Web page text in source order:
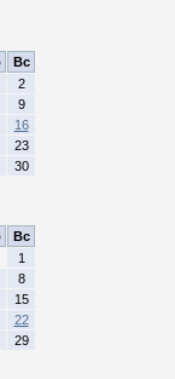
Вс
2
9
16
23
30
Вс
1
8
15
22
29